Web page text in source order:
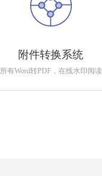
附件转换系统
所有Word转PDF，在线水印阅读